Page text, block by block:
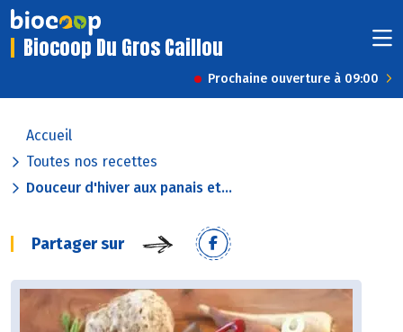
Biocoop Du Gros Caillou
Prochaine ouverture à 09:00
Accueil
Toutes nos recettes
Douceur d'hiver aux panais et...
Partager sur